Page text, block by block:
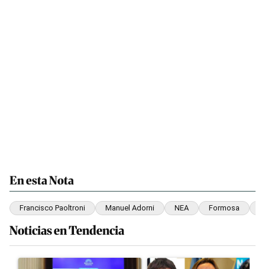
En esta Nota
Francisco Paoltroni Manuel Adorni NEA Formosa
Noticias en Tendencia
Este listado muestra los artículos con más comentarios en los
Un artículo de tendencia con el título "Di Tullio impugnó a
Un artículo de tendencia con